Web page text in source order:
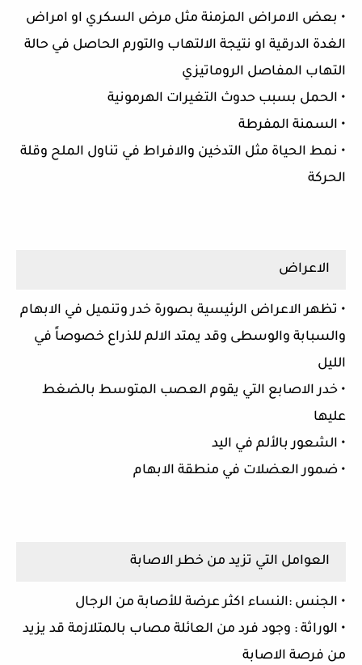
• بعض الامراض المزمنة مثل مرض السكري او امراض
الغدة الدرقية او نتيجة الالتهاب والتورم الحاصل في حالة
التهاب المفاصل الروماتيزي
• الحمل بسبب حدوث التغيرات الهرمونية
• السمنة المفرطة
• نمط الحياة مثل التدخين والافراط في تناول الملح وقلة
الحركة
الاعراض
• تظهر الاعراض الرئيسية بصورة خدر وتنميل في الابهام
والسبابة والوسطى وقد يمتد الالم للذراع خصوصاً في
الليل
• خدر الاصابع التي يقوم العصب المتوسط بالضغط
عليها
• الشعور بالألم في اليد
• ضمور العضلات في منطقة الابهام
العوامل التي تزيد من خطر الاصابة
• الجنس :النساء اكثر عرضة للأصابة من الرجال
• الوراثة : وجود فرد من العائلة مصاب بالمتلازمة قد يزيد
من فرصة الاصابة